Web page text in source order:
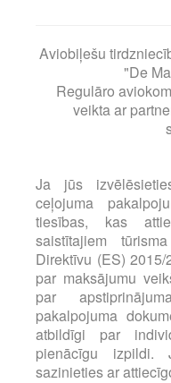
Aviobiļešu
"De
Regulāro
veikta ar
Ja jūs
ceļojuma
tiesības, kas
saistītajiem
Direktīvu (ES)
par maksājumu
par
pakalpojuma
atbildīgi par
pienācīgu izpildi.
sazinieties ar